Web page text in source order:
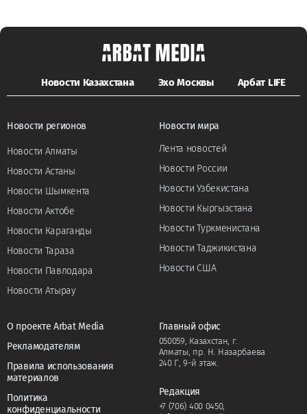
Новости Казахстана Эхо Москвы Арбат LIFE
Новости регионов
Новости Алматы
Новости Астаны
Новости Шымкента
Новости Актобе
Новости Караганды
Новости Тараза
Новости Павлодара
Новости Атырау
Новости мира
Лента новостей
Новости России
Новости Узбекистана
Новости Кыргызстана
Новости Туркменистана
Новости Таджикистана
Новости США
О проекте Arbat Media
Рекламодателям
Правила использования
материалов
Политика
конфиденциальности
Главный офис
050059, Казахстан, г.
Алматы, пр. Н. Назарбаева
240 Г, 9-й этаж.
Редакция
+7 (706) 400 0450,